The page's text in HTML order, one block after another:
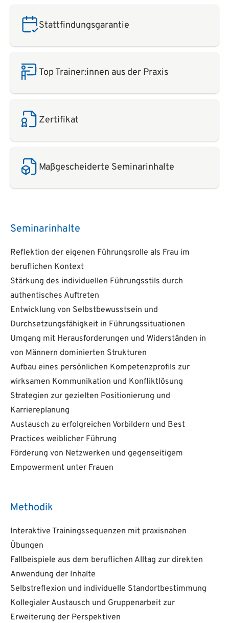
Stattfindungsgarantie
Top Trainer:innen aus der Praxis
Zertifikat
Maßgescheiderte Seminarinhalte
Seminarinhalte
Reflektion der eigenen Führungsrolle als Frau im
beruflichen Kontext
Stärkung des individuellen Führungsstils durch
authentisches Auftreten
Entwicklung von Selbstbewusstsein und
Durchsetzungsfähigkeit in Führungssituationen
Umgang mit Herausforderungen und Widerständen in
von Männern dominierten Strukturen
Aufbau eines persönlichen Kompetenzprofils zur
wirksamen Kommunikation und Konfliktlösung
Strategien zur gezielten Positionierung und
Karriereplanung
Austausch zu erfolgreichen Vorbildern und Best
Practices weiblicher Führung
Förderung von Netzwerken und gegenseitigem
Empowerment unter Frauen
Methodik
Interaktive Trainingssequenzen mit praxisnahen
Übungen
Fallbeispiele aus dem beruflichen Alltag zur direkten
Anwendung der Inhalte
Selbstreflexion und individuelle Standortbestimmung
Kollegialer Austausch und Gruppenarbeit zur
Erweiterung der Perspektiven